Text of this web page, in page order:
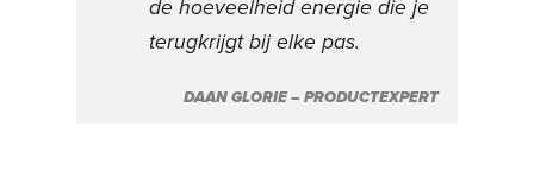
de hoeveelheid energie die je
terugkrijgt bij elke pas.
DAAN GLORIE – PRODUCTEXPERT